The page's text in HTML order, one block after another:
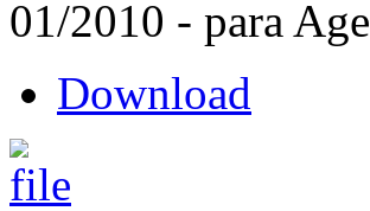
01/2010 - para
Download